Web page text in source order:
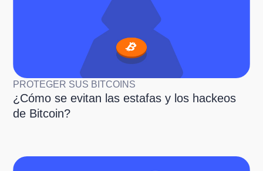
PROTEGER SUS BITCOINS
¿Cómo se evitan las estafas y los hackeos
de Bitcoin?